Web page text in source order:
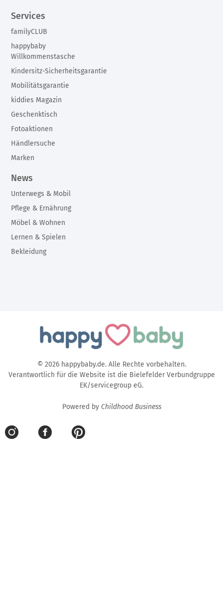
Services
familyCLUB
happybaby
Willkommenstasche
Kindersitz-Sicherheitsgarantie
Mobilitätsgarantie
kiddies Magazin
Geschenktisch
Fotoaktionen
Händlersuche
Marken
News
Unterwegs & Mobil
Pflege & Ernährung
Möbel & Wohnen
Lernen & Spielen
Bekleidung
© 2026 happybaby.de. Alle Rechte vorbehalten.
Verantwortlich für die Website ist die Bielefelder Verbundgruppe
EK/servicegroup eG.
Powered by Childhood Business